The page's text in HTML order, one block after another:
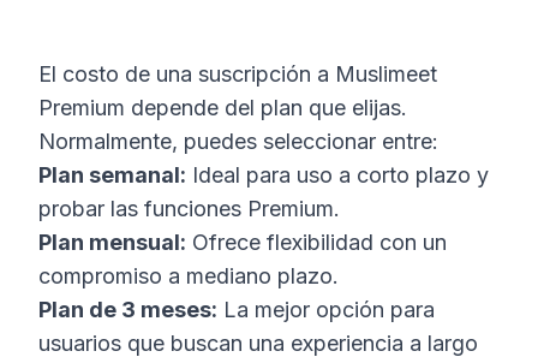
El costo de una suscripción a Muslimeet
Premium depende del plan que elijas.
Normalmente, puedes seleccionar entre:
Plan semanal: Ideal para uso a corto plazo y
probar las funciones Premium.
Plan mensual: Ofrece flexibilidad con un
compromiso a mediano plazo.
Plan de 3 meses: La mejor opción para
usuarios que buscan una experiencia a largo